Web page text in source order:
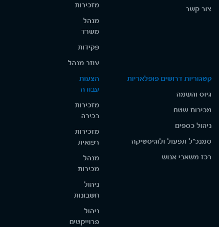
צור קשר
מזכירות
מנהל
משרד
פקידות
עוזר מנהל
קטגוריות דרושים פופלאריות
גיוס והשמה
מכירות שטח
ניהול כספים
סמנכ"ל תפעול ולוגיסטיקה
רכז משאבי אנוש
הצעות
עבודה
מזכירות
בכירה
מזכירות
רפואית
מנהל
מכירות
ניהול
חשבונות
ניהול
פרוייקטים